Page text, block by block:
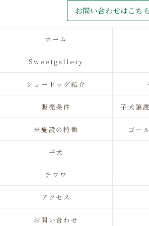
お問い合わせはこちら
ホーム
Sweetgallery
ショードッグ紹介
販売条件 子犬譲
当施設の特徴 ゴー
子犬
チワワ
アクセス
お問い合わせ